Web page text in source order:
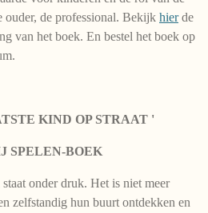
ouder, de professional. Bekijk hierde
van het boek. En bestel het boek op
KIND OP STRAAT '
SPELEN-BOEK
onder druk. Het is niet meer
zelfstandig hun buurt ontdekken en